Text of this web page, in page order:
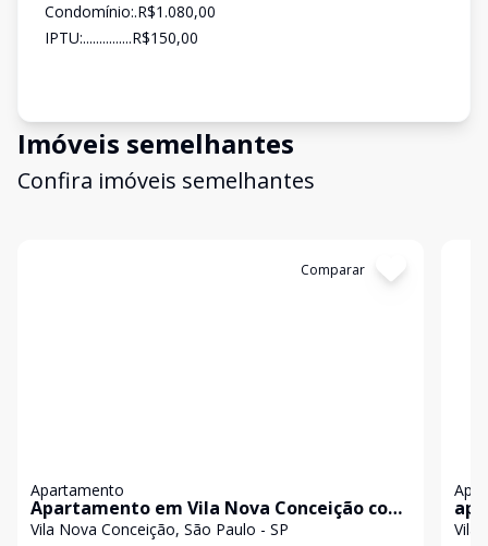
Condomínio:.R$1.080,00
IPTU:...............R$150,00
Imóveis semelhantes
Confira imóveis semelhantes
Comparar
Apartamento
Apartamento em Vila Nova Conceição com
84m²
Vila Nova Conceição, São Paulo - SP Vila